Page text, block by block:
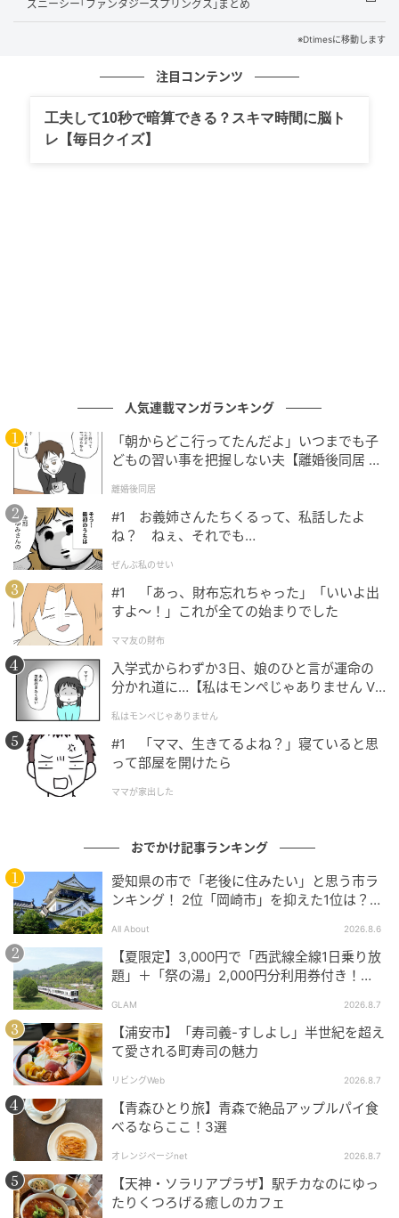
3月28日「Myおうちバッグをつくろう！春色
3月28日は、自分だけの”おうち型バッグ”に春らしいパ
ーツやカラーでデコレーションするワークショップを
実施しています。
世界にひとつだけのオリジナルバッグが作れます。
3月29日「くるくるのぞいてみよう！春のきら
きら万華鏡ワークショップ」
3月29日は、くるくる回してのぞくと春色のきらきら
世界が広がる万華鏡づくりに挑戦できました。
自分で作った万華鏡で春の景色を楽しめるプログラム
となっています。
地域連携キャンペーン
ズニーシー｢ファンタジースプリングス｣まとめ
※Dtimesに移動します
注目コンテンツ
工夫して10秒で暗算できる？スキマ時間に脳ト
レ【毎日クイズ】
人気連載マンガランキング
「朝からどこ行ってたんだよ」いつまでも子
どもの習い事を把握しない夫【離婚後同居 Vo
離婚後同居
#1 お義姉さんたちくるって、私話したよ
ね？ ねぇ、それでも…
ぜんぶ私のせい
#1 「あっ、財布忘れちゃった」「いいよ出
すよ〜！」これが全ての始まりでした
ママ友の財布
入学式からわずか3日、娘のひと言が運命の
分かれ道に…【私はモンペじゃありません Vo
私はモンペじゃありません
#1 「ママ、生きてるよね？」寝ていると思
って部屋を開けたら
ママが家出した
おでかけ記事ランキング
愛知県の市で「老後に住みたい」と思う市ラ
ンキング！ 2位「岡崎市」を抑えた1位は？
All About 2026.8.6
【夏限定】3,000円で「西武線全線1日乗り放
題」＋「祭の湯」2,000円分利用券付き！
光
GLAM 2026.8.7
【浦安市】「寿司義-すしよし」半世紀を超え
て愛される町寿司の魅力
リビングWeb 2026.8.7
【青森ひとり旅】青森で絶品アップルパイ食
べるならここ！3選
オレンジページnet 2026.8.7
【天神・ソラリアプラザ】駅チカなのにゆっ
たりくつろげる癒しのカフェ